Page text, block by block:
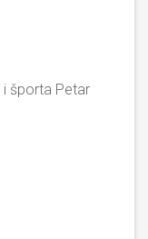
i športa Petar